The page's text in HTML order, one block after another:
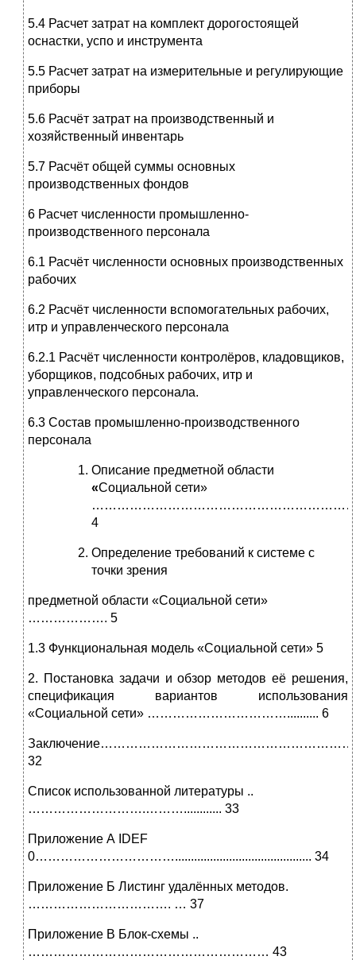
5.4 Расчет затрат на комплект дорогостоящей
оснастки, успо и инструмента
5.5 Расчет затрат на измерительные и регулирующие
приборы
5.6 Расчёт затрат на производственный и
хозяйственный инвентарь
5.7 Расчёт общей суммы основных
производственных фондов
6 Расчет численности промышленно-
производственного персонала
6.1 Расчёт численности основных производственных
рабочих
6.2 Расчёт численности вспомогательных рабочих,
итр и управленческого персонала
6.2.1 Расчёт численности контролёров, кладовщиков,
уборщиков, подсобных рабочих, итр и
управленческого персонала.
6.3 Состав промышленно-производственного
персонала
Описание предметной области
«Социальной сети»
4
Определение требований к системе с
точки зрения
предметной области «Социальной сети»
………………. 5
1.3 Функциональная модель «Социальной сети» 5
2. Постановка задачи и обзор методов её решения,
спецификация вариантов использования
«Социальной сети» …………………………….......... 6
32
Список использованной литературы ..
……………………….………............ 33
Приложение А IDEF
0……………………………........................................... 34
Приложение Б Листинг удалённых методов.
……………………………. … 37
Приложение В Блок-схемы ..
………………………………………………… 43